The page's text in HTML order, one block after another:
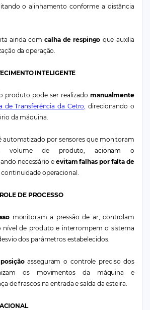
o alinhamento conforme a distância
ainda comcalha de respingo que auxilia
da operação.
INTELIGENTE
produto pode ser realizadomanualmente
de Transferência da Cetro, direcionando o
da máquina.
automatizado por sensores que monitoram
o volume de produto, acionam o
necessário e evitam falhas por falta de
operacional.
DE PROCESSO
monitoram a pressão de ar, controlam
nível de produto e interrompem o sistema
dos parâmetros estabelecidos.
asseguram o controle preciso dos
os movimentos da máquina e
de frascos na entrada e saída da esteira.